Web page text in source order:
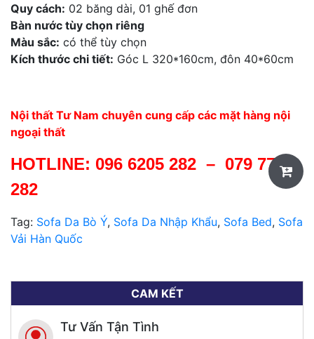
Quy cách: 02 băng dài, 01 ghế đơn
Bàn nước tùy chọn riêng
Màu sắc: có thể tùy chọn
Kích thước chi tiết: Góc L 320*160cm, đôn 40*60cm
Nội thất Tư Nam chuyên cung cấp các mặt hàng nội
ngoại thất
HOTLINE: 096 6205 282 – 079 7705
282
Tag: Sofa Da Bò Ý, Sofa Da Nhập Khẩu, Sofa Bed, Sofa
Vải Hàn Quốc
CAM KẾT
Tư Vấn Tận Tình